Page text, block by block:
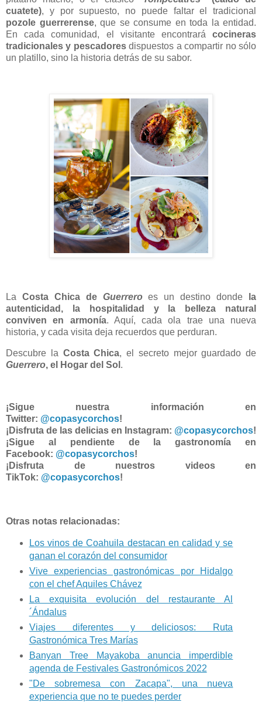
cuatete), y por supuesto, no puede faltar el tradicional
pozole guerrerense, que se consume en toda la entidad.
En cada comunidad, el visitante encontrará cocineras
tradicionales y pescadoresdispuestos a compartir no sólo
un platillo, sino la historia detrás de su sabor.
La Costa Chica de Guerreroes un destino donde
la
autenticidad, la hospitalidad y la belleza natural
conviven en armonía. Aquí, cada ola trae una nueva
historia, y cada visita deja recuerdos que perduran.
Descubre la Costa Chica, el secreto mejor guardado de
Guerrero, el Hogar del Sol .
¡Sigue nuestra información en
Twitter: @copasycorchos!
¡Disfruta de las delicias en Instagram: @copasycorchos!
¡Sigue al pendiente de la gastronomía en
Facebook: @copasycorchos!
¡Disfruta de nuestros videos en
TikTok: @copasycorchos!
Otras notas relacionadas:
Los vinos de Coahuila destacan en calidad y se
ganan el corazón del consumidor
Vive experiencias gastronómicas por Hidalgo
con el chef Aquiles Chávez
La exquisita evolución del restaurante Al
´Ándalus
Viajes diferentes y deliciosos: Ruta
Gastronómica Tres Marías
Banyan Tree Mayakoba anuncia imperdible
agenda de Festivales Gastronómicos 2022
"De sobremesa con Zacapa", una nueva
experiencia que no te puedes perder